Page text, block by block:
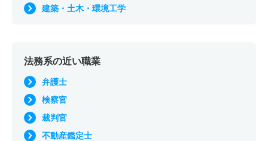
建築・土木・環境工学
法務系の近い職業
弁護士
検察官
裁判官
不動産鑑定士